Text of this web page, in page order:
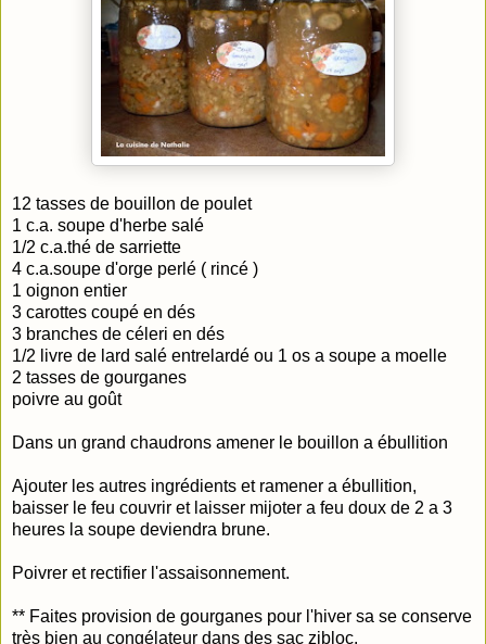
12 tasses de bouillon de poulet
1 c.a. soupe d'herbe salé
1/2 c.a.thé de sarriette
4 c.a.soupe d'orge perlé ( rincé )
1 oignon entier
3 carottes coupé en dés
3 branches de céleri en dés
1/2 livre de lard salé entrelardé ou 1 os a soupe a moelle
2 tasses de gourganes
poivre au goût
Dans un grand chaudrons amener le bouillon a ébullition
Ajouter les autres ingrédients et ramener a ébullition,
baisser le feu couvrir et laisser mijoter a feu doux de 2 a 3
heures la soupe deviendra brune.
Poivrer et rectifier l'assaisonnement.
** Faites provision de gourganes pour l'hiver sa se conserve
très bien au congélateur dans des sac zibloc.